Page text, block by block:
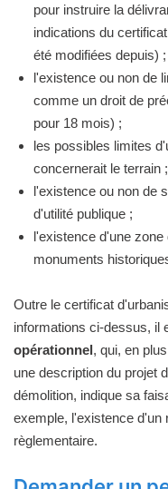
pour instruire la
indications du
été modifiées depuis) ;
l'existence ou non de
comme un droit de
pour 18 mois) ;
les possibles limites
concernerait le terrain ;
l'existence ou non de
d'utilité publique ;
l'existence d'une
monuments
Outre le certificat
informations ci-dessus, il
opérationnel, qui, en
une description du projet
démolition, indique sa
exemple, l'existence d'un
règlementaire.